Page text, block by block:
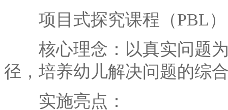
项目式探究课程（PBL）
核心理念：以真实问题为
径，培养幼儿解决问题的综
实施亮点：